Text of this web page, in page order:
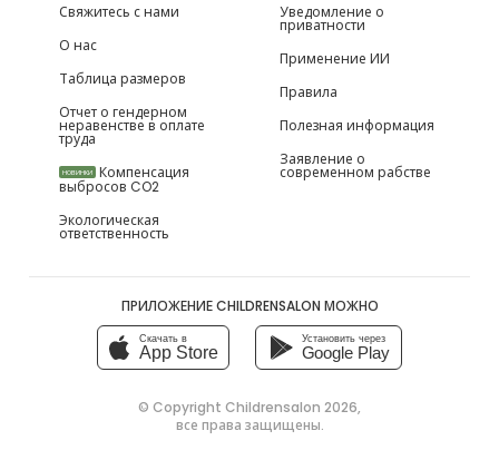
Свяжитесь с нами
О нас
Таблица размеров
Отчет о гендерном
неравенстве в оплате
труда
НОВИНКИ Компенсация
выбросов CO2
Экологическая
ответственность
Уведомление о
приватности
Применение ИИ
Правила
Полезная информация
Заявление о
современном рабстве
ПРИЛОЖЕНИЕ CHILDRENSALON МОЖНО
Скачать в
App Store
Установить через
Google Play
© Copyright Childrensalon 2026,
все права защищены.